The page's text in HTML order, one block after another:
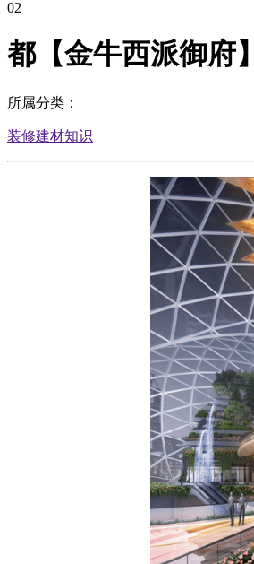
02
都【金牛西派御府
所属分类：
装修建材知识